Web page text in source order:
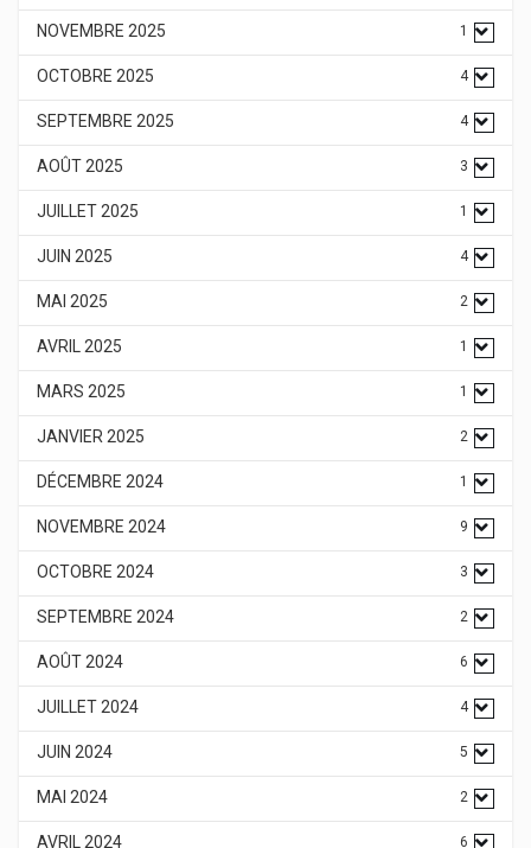
NOVEMBRE 2025 1
OCTOBRE 2025 4
SEPTEMBRE 2025 4
AOÛT 2025 3
JUILLET 2025 1
JUIN 2025 4
MAI 2025 2
AVRIL 2025 1
MARS 2025 1
JANVIER 2025 2
DÉCEMBRE 2024 1
NOVEMBRE 2024 9
OCTOBRE 2024 3
SEPTEMBRE 2024 2
AOÛT 2024 6
JUILLET 2024 4
JUIN 2024 5
MAI 2024 2
AVRIL 2024 6